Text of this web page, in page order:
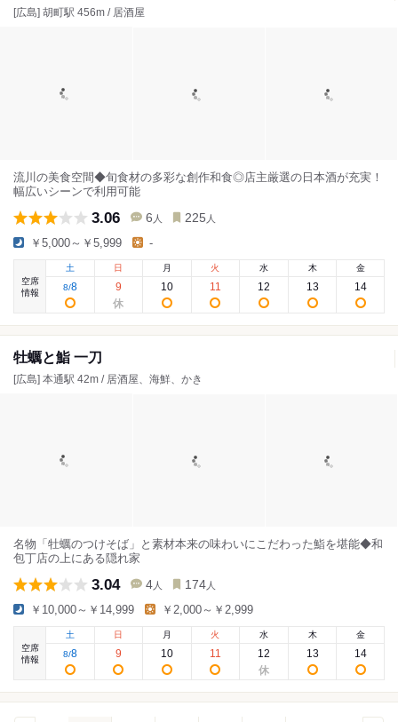
[広島] 胡町駅 456m / 居酒屋
流川の美食空間◆旬食材の多彩な創作和食◎店主厳選の日本酒が充実！
幅広いシーンで利用可能
3.06 6 人 225 人
￥5,000～￥5,999 -
空席
情報
土
8/8
日
9
月
10
火
11
水
12
木
13
金
14
牡蠣と鮨 一刀
[広島] 本通駅 42m / 居酒屋、海鮮、かき
名物「牡蠣のつけそば」と素材本来の味わいにこだわった鮨を堪能◆和
包丁店の上にある隠れ家
3.04 4 人 174 人
￥10,000～￥14,999 ￥2,000～￥2,999
空席
情報
土
8/8
日
9
月
10
火
11
水
12
木
13
金
14